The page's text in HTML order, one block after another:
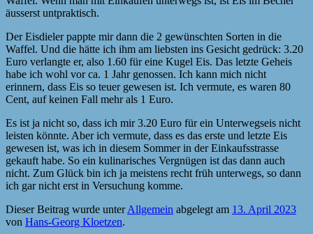
äusserst untpraktisch.
Der Eisdieler pappte mir dann die 2 gewünschten Sorten in die
Waffel. Und die hätte ich ihm am liebsten ins Gesicht gedrück: 3.20
Euro verlangte er, also 1.60 für eine Kugel Eis. Das letzte Geheis
habe ich wohl vor ca. 1 Jahr genossen. Ich kann mich nicht
erinnern, dass Eis so teuer gewesen ist. Ich vermute, es waren 80
Cent, auf keinen Fall mehr als 1 Euro.
Es ist ja nicht so, dass ich mir 3.20 Euro für ein Unterwegseis nicht
leisten könnte. Aber ich vermute, dass es das erste und letzte Eis
gewesen ist, was ich in diesem Sommer in der Einkaufsstrasse
gekauft habe. So ein kulinarisches Vergnügen ist das dann auch
nicht. Zum Glück bin ich ja meistens recht früh unterwegs, so dann
ich gar nicht erst in Versuchung komme.
Dieser Beitrag wurde unterAllgemein abgelegt am 13. April 2023
von Hans-Georg Kloetzen.